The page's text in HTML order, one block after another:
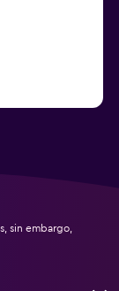
sin embargo,